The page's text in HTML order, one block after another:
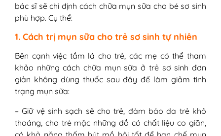
bác sĩ sẽ chỉ định cách chữa mụn sữa cho bé sơ sinh
phù hợp. Cụ thể:
1. Cách trị mụn sữa cho trẻ sơ sinh tự nhiên
Bên cạnh việc tắm lá cho trẻ, các mẹ có thể tham
khảo những cách chữa mụn sữa ở trẻ sơ sinh đơn
giản không dùng thuốc sau đây để làm giảm tình
trạng mụn sữa:
– Giữ vệ sinh sạch sẽ cho trẻ, đảm bảo da trẻ khô
thoáng, cho trẻ mặc những đồ có chất liệu co giãn,